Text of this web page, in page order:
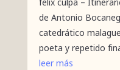
de Antonio
catedrático
poeta y repetido
leer más